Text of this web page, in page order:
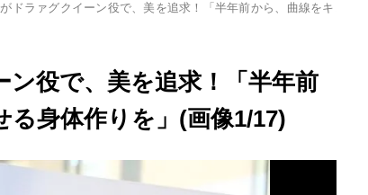
ドラァグクイーン役で、美を追求！「半年前から、曲線をキレイ
役で、美を追求！「半年前
身体作りを」(画像1/17)